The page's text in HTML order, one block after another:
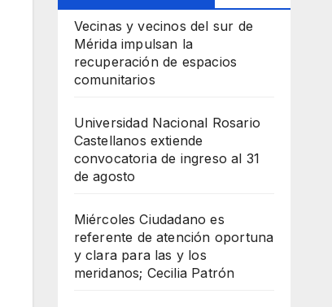
Vecinas y vecinos del sur de
Mérida impulsan la
recuperación de espacios
comunitarios
Universidad Nacional Rosario
Castellanos extiende
convocatoria de ingreso al 31
de agosto
Miércoles Ciudadano es
referente de atención oportuna
y clara para las y los
meridanos; Cecilia Patrón